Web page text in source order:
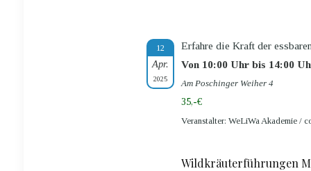
12
Apr.
2025
Erfahre die Kraft der
Von 10:00 Uhr bis 14:00
Am Poschinger Weiher 4
35,-€
Veranstalter: WeLiWa Akademie /
Wildkräuterführungen